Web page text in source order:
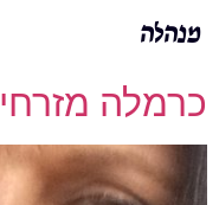
מנהלה
כרמלה מזרחי